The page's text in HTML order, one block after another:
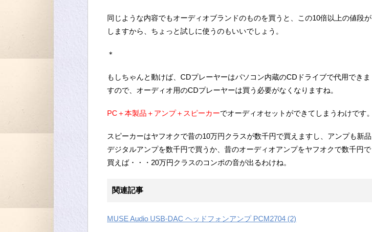
同じような内容でもオーディオブランドのものを買うと、この10倍以上の値段が
しますから、ちょっと試しに使うのもいいでしょう。
＊
もしちゃんと動けば、CDプレーヤーはパソコン内蔵のCDドライブで代用できま
すので、オーディオ用のCDプレーヤーは買う必要がなくなりますね。
PC＋本製品＋アンプ＋スピーカーでオーディオセットができてしまうわけです。
スピーカーはヤフオクで昔の10万円クラスが数千円で買えますし、アンプも新品
デジタルアンプを数千円で買うか、昔のオーディオアンプをヤフオクで数千円で
買えば・・・20万円クラスのコンポの音が出るわけね。
関連記事
MUSE Audio USB-DAC ヘッドフォンアンプ PCM2704 (2)